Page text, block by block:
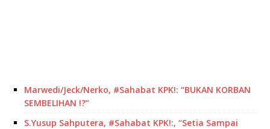
Marwedi/Jeck/Nerko, #Sahabat KPK!: “BUKAN KORBAN
SEMBELIHAN !?”
S.Yusup Sahputera, #Sahabat KPK!:, “Setia Sampai